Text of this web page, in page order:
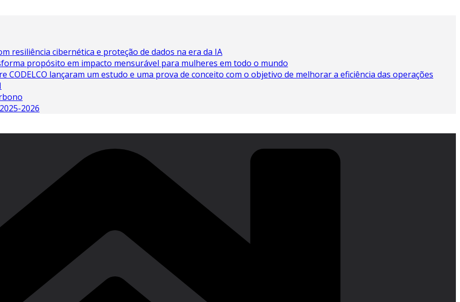
resiliência cibernética e proteção de dados na era da IA
propósito em impacto mensurável para mulheres em todo o mundo
CODELCO lançaram um estudo e uma prova de conceito com o objetivo de melhorar a eficiência das operações
2026